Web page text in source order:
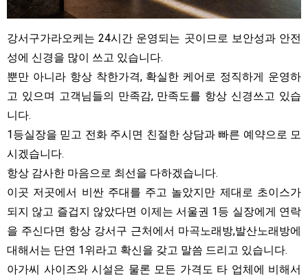
강서구가라오케는 24시간 운영되는 곳이므로 보안성과 안전
성에 신경을 많이 쓰고 있습니다.
뿐만 아니라 항상 착한가격, 확실한 케어로 정직하게 운영하
고 있으며 고객님들의 만족감, 만족도를 항상 신경쓰고 있습
니다.
1등실장을 믿고 전화 주시면 친절한 상담과 빠른 예약으로 모
시겠습니다.
항상 감사한 마음으로 최선을 다하겠습니다.
이곳 저곳에서 비싼 주대를 주고 놀았지만 제대로 초이스가
되지 않고 즐겁지 않았다면 이제는 서울권 1등 실장에게 연락
을 주신다면 항상 강서구 근처에서 마곡노래방,발산노래방에
대해서는 단연 1위라고 확신을 갖고 말씀 드리고 있습니다.
아가씨 사이즈와 시설은 물론 모든 가격도 타 업체에 비해서